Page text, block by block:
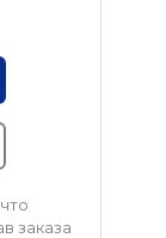
заказа